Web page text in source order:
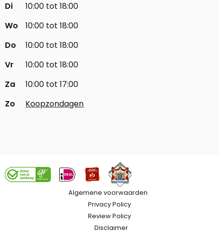
Di
10:00 tot 18:00
Wo
10:00 tot 18:00
Do
10:00 tot 18:00
Vr
10:00 tot 18:00
Za
10:00 tot 17:00
Zo
Koopzondagen
Algemene voorwaarden
Privacy Policy
Review Policy
Disclaimer